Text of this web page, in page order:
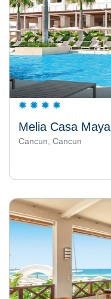
Melia Casa Maya
Cancun, Cancun